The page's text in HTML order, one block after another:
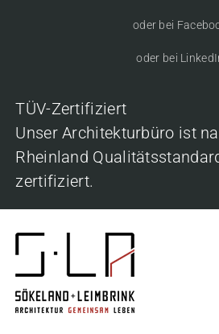
oder bei
oder bei
TÜV-Zertifiziert
Unser Architekturbüro ist
Rheinland
zertifiziert.